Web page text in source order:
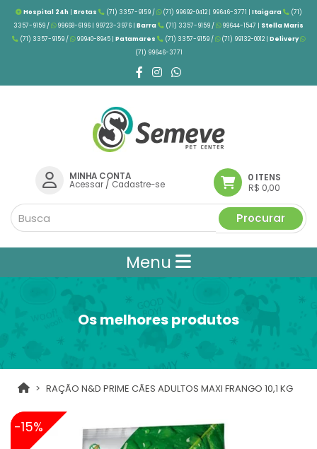
Hospital 24h| Brotas (71) 3357-9159 / (71) 99692-0412 | 99646-3771 | Itaigara
(71)
3357-9159 /
99668-6196 | 99723-3976 | Barra (71) 3357-9159 / 99644-1547 | Stella Maris
(71) 3357-9159 /
99940-8945 | Patamares (71) 3357-9159 / (71) 99132-0012 | Delivery
(71) 99646-3771
MINHA CONTA
Acessar/ Cadastre-se
0 ITENS
R$ 0,00
Procurar
Menu
Os melhores produtos
RAÇÃO N&D PRIME CÃES ADULTOS MAXI FRANGO 10,1 KG
-15%